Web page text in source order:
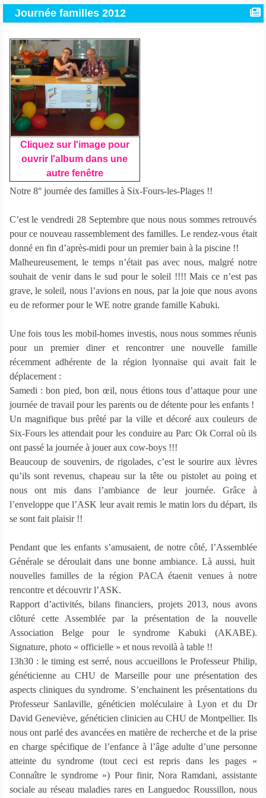
Journée familles 2012
Cliquez sur l'image pour
ouvrir l'album dans une
autre fenêtre
Notre 8° journée des familles à Six-Fours-les-Plages !!
C’est le vendredi 28 Septembre que nous nous sommes retrouvés
pour ce nouveau rassemblement des familles. Le rendez-vous était
donné en fin d’après-midi pour un premier bain à la piscine !!
Malheureusement, le temps n’était pas avec nous, malgré notre
souhait de venir dans le sud pour le soleil !!!! Mais ce n’est pas
grave, le soleil, nous l’avions en nous, par la joie que nous avons
eu de reformer pour le WE notre grande famille Kabuki.
Une fois tous les mobil-homes investis, nous nous sommes réunis
pour un premier diner et rencontrer une nouvelle famille
récemment adhérente de la région lyonnaise qui avait fait le
déplacement :
Samedi : bon pied, bon œil, nous étions tous d’attaque pour une
journée de travail pour les parents ou de détente pour les enfants !
Un magnifique bus prêté par la ville et décoré aux couleurs de
Six-Fours les attendait pour les conduire au Parc Ok Corral où ils
ont passé la journée à jouer aux cow-boys !!!
Beaucoup de souvenirs, de rigolades, c’est le sourire aux lèvres
qu’ils sont revenus, chapeau sur la tête ou pistolet au poing et
nous ont mis dans l’ambiance de leur journée. Grâce à
l’enveloppe que l’ASK leur avait remis le matin lors du départ, ils
se sont fait plaisir !!
Pendant que les enfants s’amusaient, de notre côté, l’Assemblée
Générale se déroulait dans une bonne ambiance. Là aussi, huit
nouvelles familles de la région PACA étaenit venues à notre
rencontre et découvrir l’ASK.
Rapport d’activités, bilans financiers, projets 2013, nous avons
clôturé cette Assemblée par la présentation de la nouvelle
Association Belge pour le syndrome Kabuki (AKABE).
Signature, photo « officielle » et nous revoilà à table !!
13h30 : le timing est serré, nous accueillons le Professeur Philip,
généticienne au CHU de Marseille pour une présentation des
aspects cliniques du syndrome. S’enchainent les présentations du
Professeur Sanlaville, généticien moléculaire à Lyon et du Dr
David Geneviève, généticien clinicien au CHU de Montpellier. Ils
nous ont parlé des avancées en matière de recherche et de la prise
en charge spécifique de l’enfance à l’âge adulte d’une personne
atteinte du syndrome (tout ceci est repris dans les pages «
Connaître le syndrome ») Pour finir, Nora Ramdani, assistante
sociale au réseau maladies rares en Languedoc Roussillon, nous